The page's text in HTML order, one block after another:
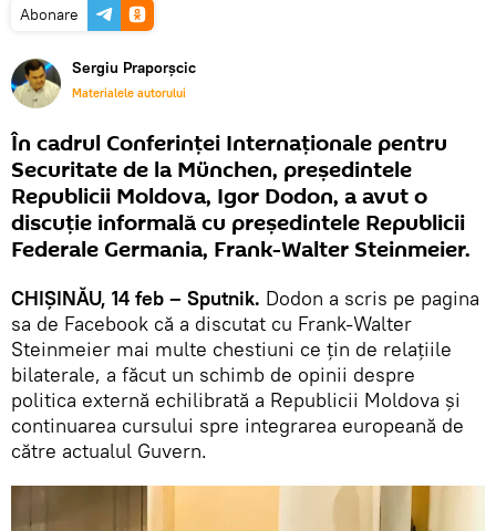
Abonare
Sergiu Praporșcic
Materialele autorului
În cadrul Conferinței Internaționale pentru
Securitate de la München, președintele
Republicii Moldova, Igor Dodon, a avut o
discuție informală cu președintele Republicii
Federale Germania, Frank-Walter Steinmeier.
CHIȘINĂU, 14 feb – Sputnik. Dodon a scris pe pagina
sa de Facebook că a discutat cu Frank-Walter
Steinmeier mai multe chestiuni ce țin de relațiile
bilaterale, a făcut un schimb de opinii despre
politica externă echilibrată a Republicii Moldova și
continuarea cursului spre integrarea europeană de
către actualul Guvern.